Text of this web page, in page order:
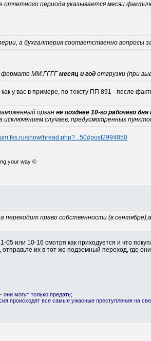
отчетного периода указывается месяц
а бухгалтерия соответственно
формате ММ.ГГГГмесяц и год отгрузки (при
у вас в примере, по тексту ПП 891 - после
орган не позднее 10-го рабочего
исключением случаев, предусмотренных
showthread.php?...50#post2994850
your way ©
переходит право собственности (в
05 или 10-16 смотря как приходуется и что
их в тот же подземный переход, где
они могут только предать;
происходят все самые ужасные преступления на